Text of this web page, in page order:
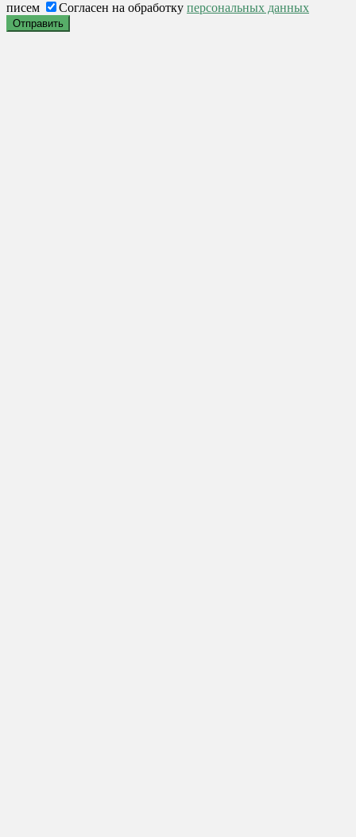
писем
Согласен на обработку персональных данных